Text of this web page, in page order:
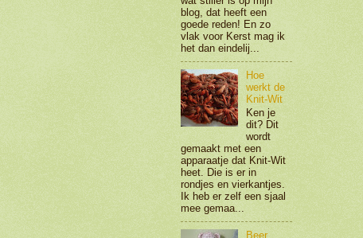
blog, dat heeft een
goede reden! En zo
vlak voor Kerst mag ik
het dan eindelij...
Hoe
werkt de
Knit-Wit
Ken je
dit? Dit
wordt
gemaakt met een
apparaatje dat Knit-Wit
heet. Die is er in
rondjes en vierkantjes.
Ik heb er zelf een sjaal
mee gemaa...
Beer